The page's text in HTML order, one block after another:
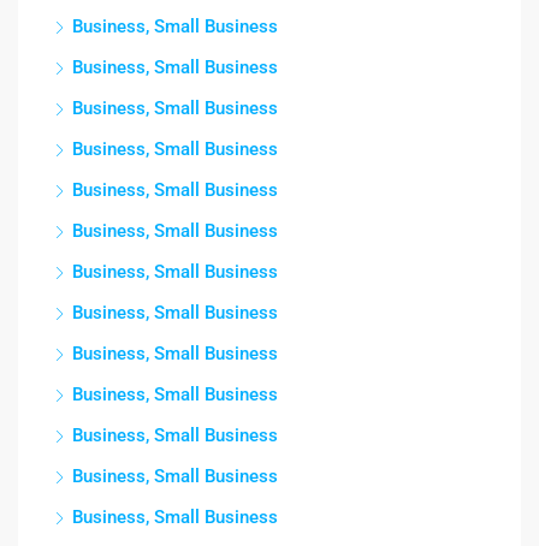
Business, Small Business
Business, Small Business
Business, Small Business
Business, Small Business
Business, Small Business
Business, Small Business
Business, Small Business
Business, Small Business
Business, Small Business
Business, Small Business
Business, Small Business
Business, Small Business
Business, Small Business